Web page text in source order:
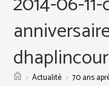
> Actualité > 70 ans